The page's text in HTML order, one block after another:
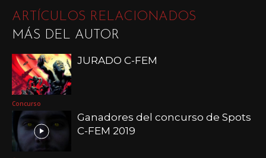
ARTÍCULOS RELACIONADOS
MÁS DEL AUTOR
Concurso
JURADO C-FEM
Ganadores del concurso de Spots
C-FEM 2019